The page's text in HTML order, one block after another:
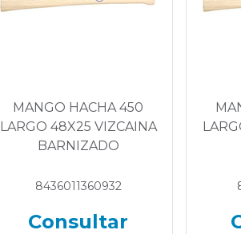
MANGO HACHA 450
LARGO 48X25 VIZCAINA
BARNIZADO
8436011360932
Consultar